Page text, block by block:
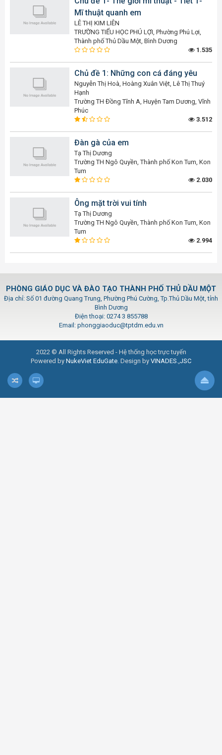
Mĩ thuật quanh em
LÊ THỊ KIM LIÊN
TRƯỜNG TIỂU HỌC PHÚ LỢI, Phường Phú Lợi,
Thành phố Thủ Dầu Một, Bình Dương
1.535
Chủ đề 1: Những con cá đáng yêu
Nguyễn Thị Hoà, Hoàng Xuân Việt, Lê Thị Thuý
Hạnh
Trường TH Đồng Tĩnh A, Huyện Tam Dương, Vĩnh
Phúc
3.512
Đàn gà của em
Tạ Thị Dương
Trường TH Ngô Quyền, Thành phố Kon Tum, Kon
Tum
2.030
Ông mặt trời vui tính
Tạ Thị Dương
Trường TH Ngô Quyền, Thành phố Kon Tum, Kon
Tum
2.994
PHÒNG GIÁO DỤC VÀ ĐÀO TẠO THÀNH PHỐ THỦ DẦU MỘT
Địa chỉ: Số 01 đường Quang Trung, Phường Phú Cường, Tp.Thủ Dầu Một, tỉnh
Bình Dương
Điện thoại: 0274 3 855788
Email: phonggiaoduc@tptdm.edu.vn
2022 © All Rights Reserved - Hệ thống học trực tuyến
Powered by NukeViet EduGate. Design by VINADES.,JSC